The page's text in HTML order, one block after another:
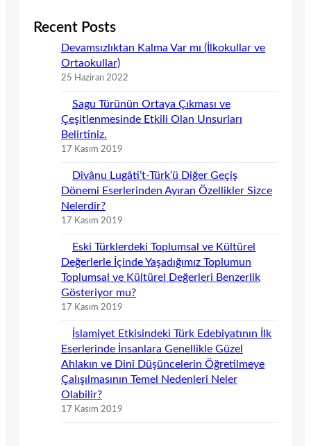
Recent Posts
Devamsızlıktan Kalma Var mı (İlkokullar ve
Ortaokullar)
25 Haziran 2022
Sagu Türünün Ortaya Çıkması ve
Çeşitlenmesinde Etkili Olan Unsurları
Belirtiniz.
17 Kasım 2019
Dîvânu Lugâti’t-Türk’ü Diğer Geçiş
Dönemi Eserlerinden Ayıran Özellikler Sizce
Nelerdir?
17 Kasım 2019
Eski Türklerdeki Toplumsal ve Kültürel
Değerlerle İçinde Yaşadığımız Toplumun
Toplumsal ve Kültürel Değerleri Benzerlik
Gösteriyor mu?
17 Kasım 2019
İslamiyet Etkisindeki Türk Edebiyatının İlk
Eserlerinde İnsanlara Genellikle Güzel
Ahlakın ve Dinî Düşüncelerin Öğretilmeye
Çalışılmasının Temel Nedenleri Neler
Olabilir?
17 Kasım 2019